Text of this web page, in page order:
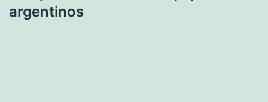
argentinos